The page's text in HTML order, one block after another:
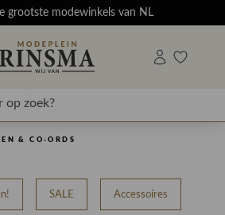
grootste modewinkels van NL
& CO-ORDS
SALE Accessoires